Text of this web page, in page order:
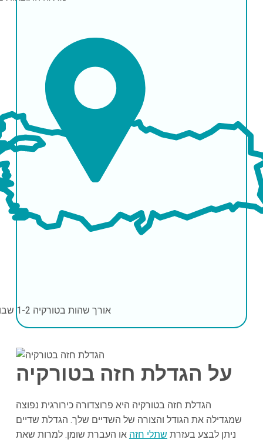
אורך שהות בטורקיה 1-2 שבועות
על הגדלת חזה בטורקיה
הגדלת חזה בטורקיה היא פרוצדורה כירורגית נפוצה
שמגדילה את הגודל והצורה של השדיים שלך. הגדלת שדיים
ניתן לבצע בעזרת שתלי חזה או העברת שומן. למרות שאת